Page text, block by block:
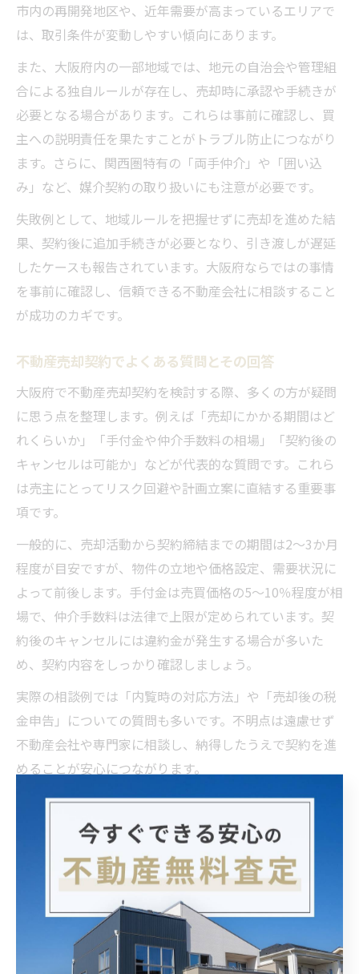
市内の再開発地区や、近年需要が高まっているエリアで
は、取引条件が変動しやすい傾向にあります。
また、大阪府内の一部地域では、地元の自治会や管理組
合による独自ルールが存在し、売却時に承認や手続きが
必要となる場合があります。これらは事前に確認し、買
主への説明責任を果たすことがトラブル防止につながり
ます。さらに、関西圏特有の「両手仲介」や「囲い込
み」など、媒介契約の取り扱いにも注意が必要です。
失敗例として、地域ルールを把握せずに売却を進めた結
果、契約後に追加手続きが必要となり、引き渡しが遅延
したケースも報告されています。大阪府ならではの事情
を事前に確認し、信頼できる不動産会社に相談すること
が成功のカギです。
不動産売却契約でよくある質問とその回答
大阪府で不動産売却契約を検討する際、多くの方が疑問
に思う点を整理します。例えば「売却にかかる期間はど
れくらいか」「手付金や仲介手数料の相場」「契約後の
キャンセルは可能か」などが代表的な質問です。これら
は売主にとってリスク回避や計画立案に直結する重要事
項です。
一般的に、売却活動から契約締結までの期間は2～3か月
程度が目安ですが、物件の立地や価格設定、需要状況に
よって前後します。手付金は売買価格の5～10％程度が相
場で、仲介手数料は法律で上限が定められています。契
約後のキャンセルには違約金が発生する場合が多いた
め、契約内容をしっかり確認しましょう。
実際の相談例では「内覧時の対応方法」や「売却後の税
金申告」についての質問も多いです。不明点は遠慮せず
不動産会社や専門家に相談し、納得したうえで契約を進
めることが安心につながります。
大阪府で不動産売却契約を安心して進めるためには、い
くつかの注意点を押さえておく必要があります。まず、
複数の不動産会社に査定を依頼し、提示された条件や対
応を比較することが重要です。悪質な買取業者や仲介業
者に注意し、過度な値引きや不透明な手数料提示がない
か確認しましょう。